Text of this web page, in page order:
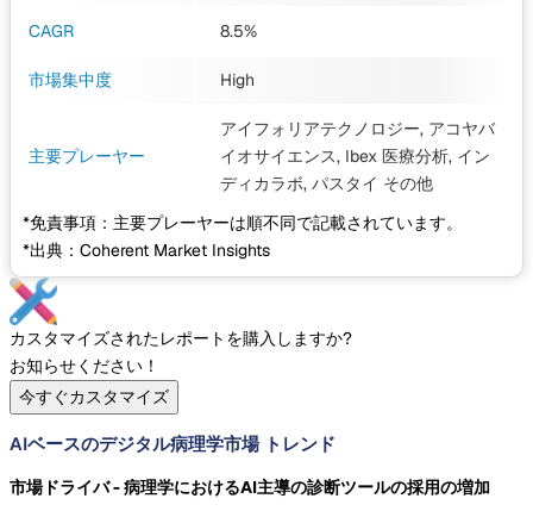
CAGR 8.5%
市場集中度 High
主要プレーヤー
アイフォリアテクノロジー, アコヤバ
イオサイエンス, Ibex 医療分析, イン
ディカラボ, パスタイ その他
*免責事項：主要プレーヤーは順不同で記載されています。
*出典：Coherent Market Insights
カスタマイズされたレポートを購入しますか?
お知らせください！
今すぐカスタマイズ
AIベースのデジタル病理学市場 トレンド
市場ドライバ - 病理学におけるAI主導の診断ツールの採用の増加